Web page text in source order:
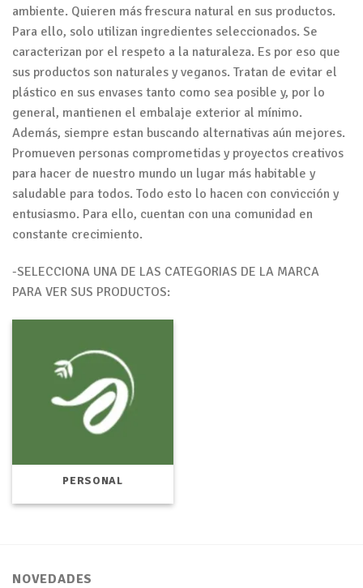
ambiente. Quieren más frescura natural en sus productos.
Para ello, solo utilizan ingredientes seleccionados. Se
caracterizan por el respeto a la naturaleza. Es por eso que
sus productos son naturales y veganos. Tratan de evitar el
plástico en sus envases tanto como sea posible y, por lo
general, mantienen el embalaje exterior al mínimo.
Además, siempre estan buscando alternativas aún mejores.
Promueven personas comprometidas y proyectos creativos
para hacer de nuestro mundo un lugar más habitable y
saludable para todos. Todo esto lo hacen con convicción y
entusiasmo. Para ello, cuentan con una comunidad en
constante crecimiento.
-SELECCIONA UNA DE LAS CATEGORIAS DE LA MARCA
PARA VER SUS PRODUCTOS:
PERSONAL
NOVEDADES